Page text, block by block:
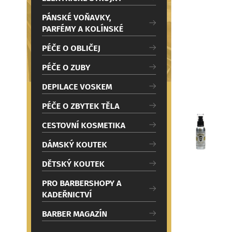
PÁNSKÉ VOŇAVKY,
PARFÉMY A KOLÍNSKÉ
PÉČE O OBLIČEJ
PÉČE O ZUBY
DEPILACE VOSKEM
PÉČE O ZBYTEK TĚLA
CESTOVNÍ KOSMETIKA
DÁMSKÝ KOUTEK
DĚTSKÝ KOUTEK
PRO BARBERSHOPY A
KADEŘNICTVÍ
BARBER MAGAZÍN